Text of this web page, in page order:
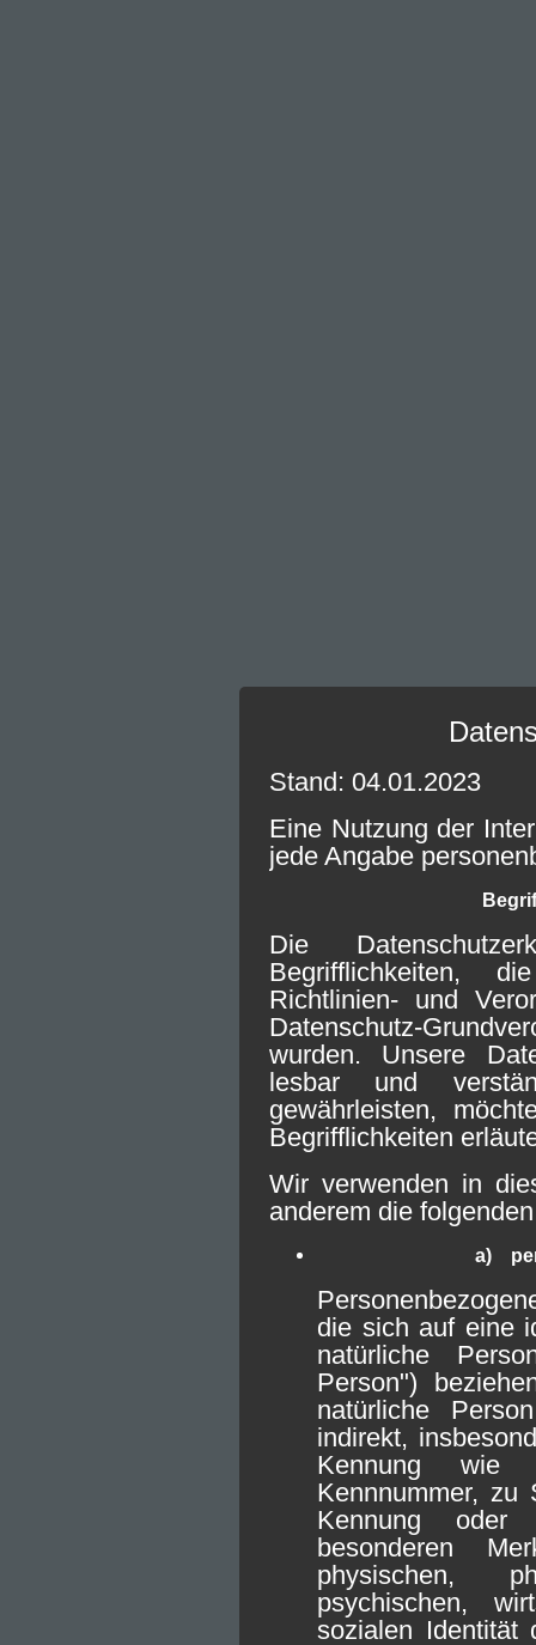
Stand: 04.01.2023
Eine Nutzung der
jede Angabe
Die
Begrifflichkeiten,
Richtlinien- und
Datenschutz-
wurden. Unsere
lesbar und
gewährleisten,
Begrifflichkeiten
Wir verwenden in
anderem die
a)
die sich auf eine
natürliche
Person")
natürliche
indirekt,
Kennung wie
Kennnummer, zu
Kennung
besonderen
physischen,
psychischen,
sozialen Identität